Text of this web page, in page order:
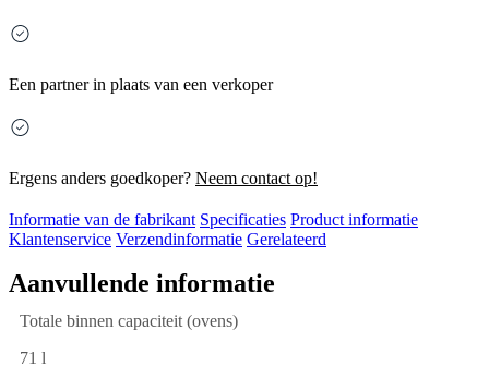
Een partner in plaats van een verkoper
Ergens anders goedkoper? Neem contact op!
Informatie van de fabrikant Specificaties Product informatie
Klantenservice Verzendinformatie Gerelateerd
Aanvullende informatie
Totale binnen capaciteit (ovens)
71 l